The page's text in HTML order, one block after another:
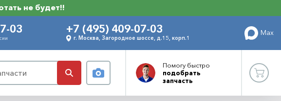
не будет!!
03 +7 (495) 409-07-03
г. Москва, Загородное шоссе, д.15, корп.1
Max
Помогу быстро
подобрать
запчасть